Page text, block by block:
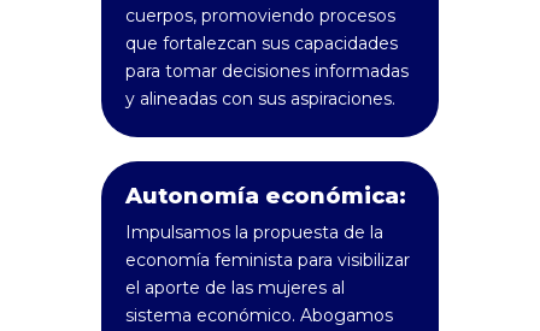
cuerpos, promoviendo procesos
que fortalezcan sus capacidades
para tomar decisiones informadas
y alineadas con sus aspiraciones.
Autonomía económica:
Impulsamos la propuesta de la
economía feminista para visibilizar
el aporte de las mujeres al
sistema económico. Abogamos